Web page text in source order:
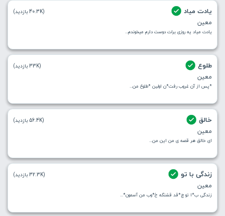
یادت میاد
معین
یادت میاد یه روزی برات دوست دارم میخوندم...
(40.3K بازدید)
طلوع
معین
*پس از آن غروب رفت*ن اولین *طلوع من...
(33K بازدید)
خالق
معین
ای خالق هر قصه ی من این من...
(56.4K بازدید)
زندگی با تو
معین
زندگی ب*ا تو چ*قد قشنگه خ*وب من آسمون*...
(32.3K بازدید)